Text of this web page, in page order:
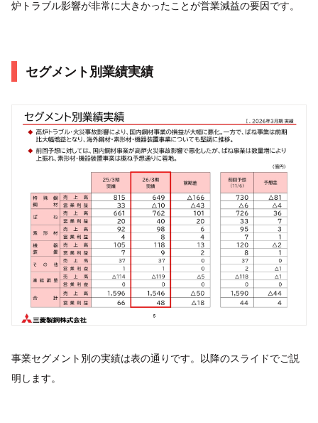
炉トラブル影響が非常に大きかったことが営業減益の要因です。
セグメント別業績実績
事業セグメント別の実績は表の通りです。以降のスライドでご説
明します。